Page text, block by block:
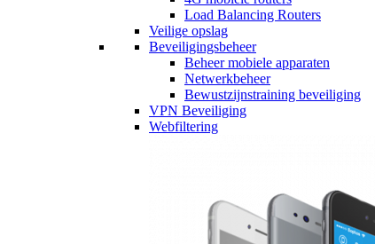
Load Balancing Routers
Veilige opslag
Beveiligingsbeheer
Beheer mobiele apparaten
Netwerkbeheer
Bewustzijnstraining beveiliging
VPN Beveiliging
Webfiltering